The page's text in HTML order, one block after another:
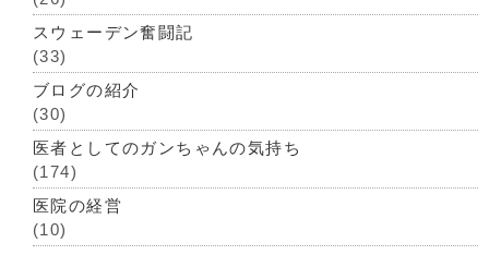
スウェーデン奮闘記
(33)
ブログの紹介
(30)
医者としてのガンちゃんの気持ち
(174)
医院の経営
(10)